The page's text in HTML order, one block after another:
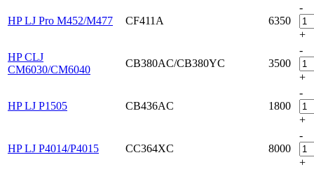
HP LJ Pro M452/M477 CF411A 6350
-
+
HP CLJ
CM6030/CM6040
CB380AC/CB380YC 3500
-
+
HP LJ P1505 CB436AC 1800
-
+
HP LJ P4014/P4015 CC364XC 8000
-
+